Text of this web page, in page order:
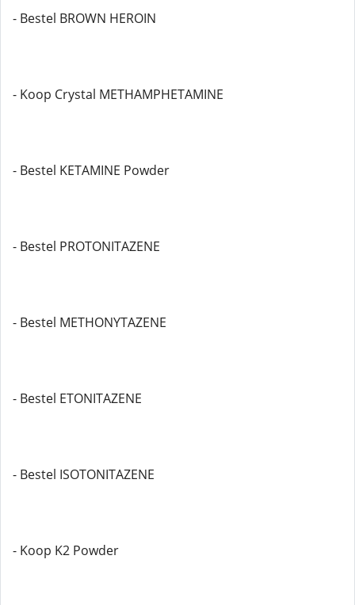
- Bestel BROWN HEROIN
- Koop Crystal METHAMPHETAMINE
- Bestel KETAMINE Powder
- Bestel PROTONITAZENE
- Bestel METHONYTAZENE
- Bestel ETONITAZENE
- Bestel ISOTONITAZENE
- Koop K2 Powder